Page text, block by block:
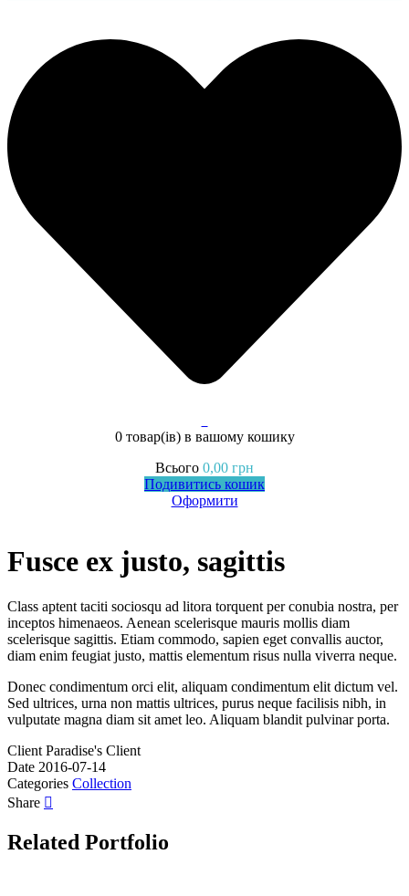
0 товар(ів)в вашому кошику
Всього 0,00 грн
Подивитись кошик
Оформити
Fusce ex justo, sagittis
Class aptent taciti sociosqu ad litora torquent per conubia nostra, per
inceptos himenaeos. Aenean scelerisque mauris mollis diam
scelerisque sagittis. Etiam commodo, sapien eget convallis auctor,
diam enim feugiat justo, mattis elementum risus nulla viverra neque.
Donec condimentum orci elit, aliquam condimentum elit dictum vel.
Sed ultrices, urna non mattis ultrices, purus neque facilisis nibh, in
vulputate magna diam sit amet leo. Aliquam blandit pulvinar porta.
Client Paradise's Client
Date 2016-07-14
Categories Collection
Share
Related Portfolio